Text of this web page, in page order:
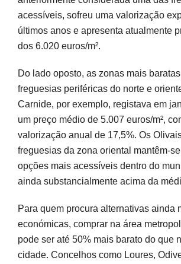
acessíveis, sofreu uma valorização
últimos anos e apresenta atualmente
dos 6.020 euros/m².
Do lado oposto, as zonas mais
freguesias periféricas do norte e
Carnide, por exemplo, registava em
um preço médio de 5.007 euros/m²,
valorização anual de 17,5%. Os
freguesias da zona oriental mantêm-
opções mais acessíveis dentro do
ainda substancialmente acima da
Para quem procura alternativas ainda
económicas, comprar na área
pode ser até 50% mais barato do que
cidade. Concelhos como Loures,